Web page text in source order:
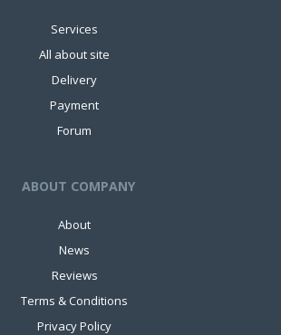
Services
All about site
Delivery
Payment
Forum
ABOUT COMPANY
About
News
Reviews
Terms & Conditions
Privacy Policy